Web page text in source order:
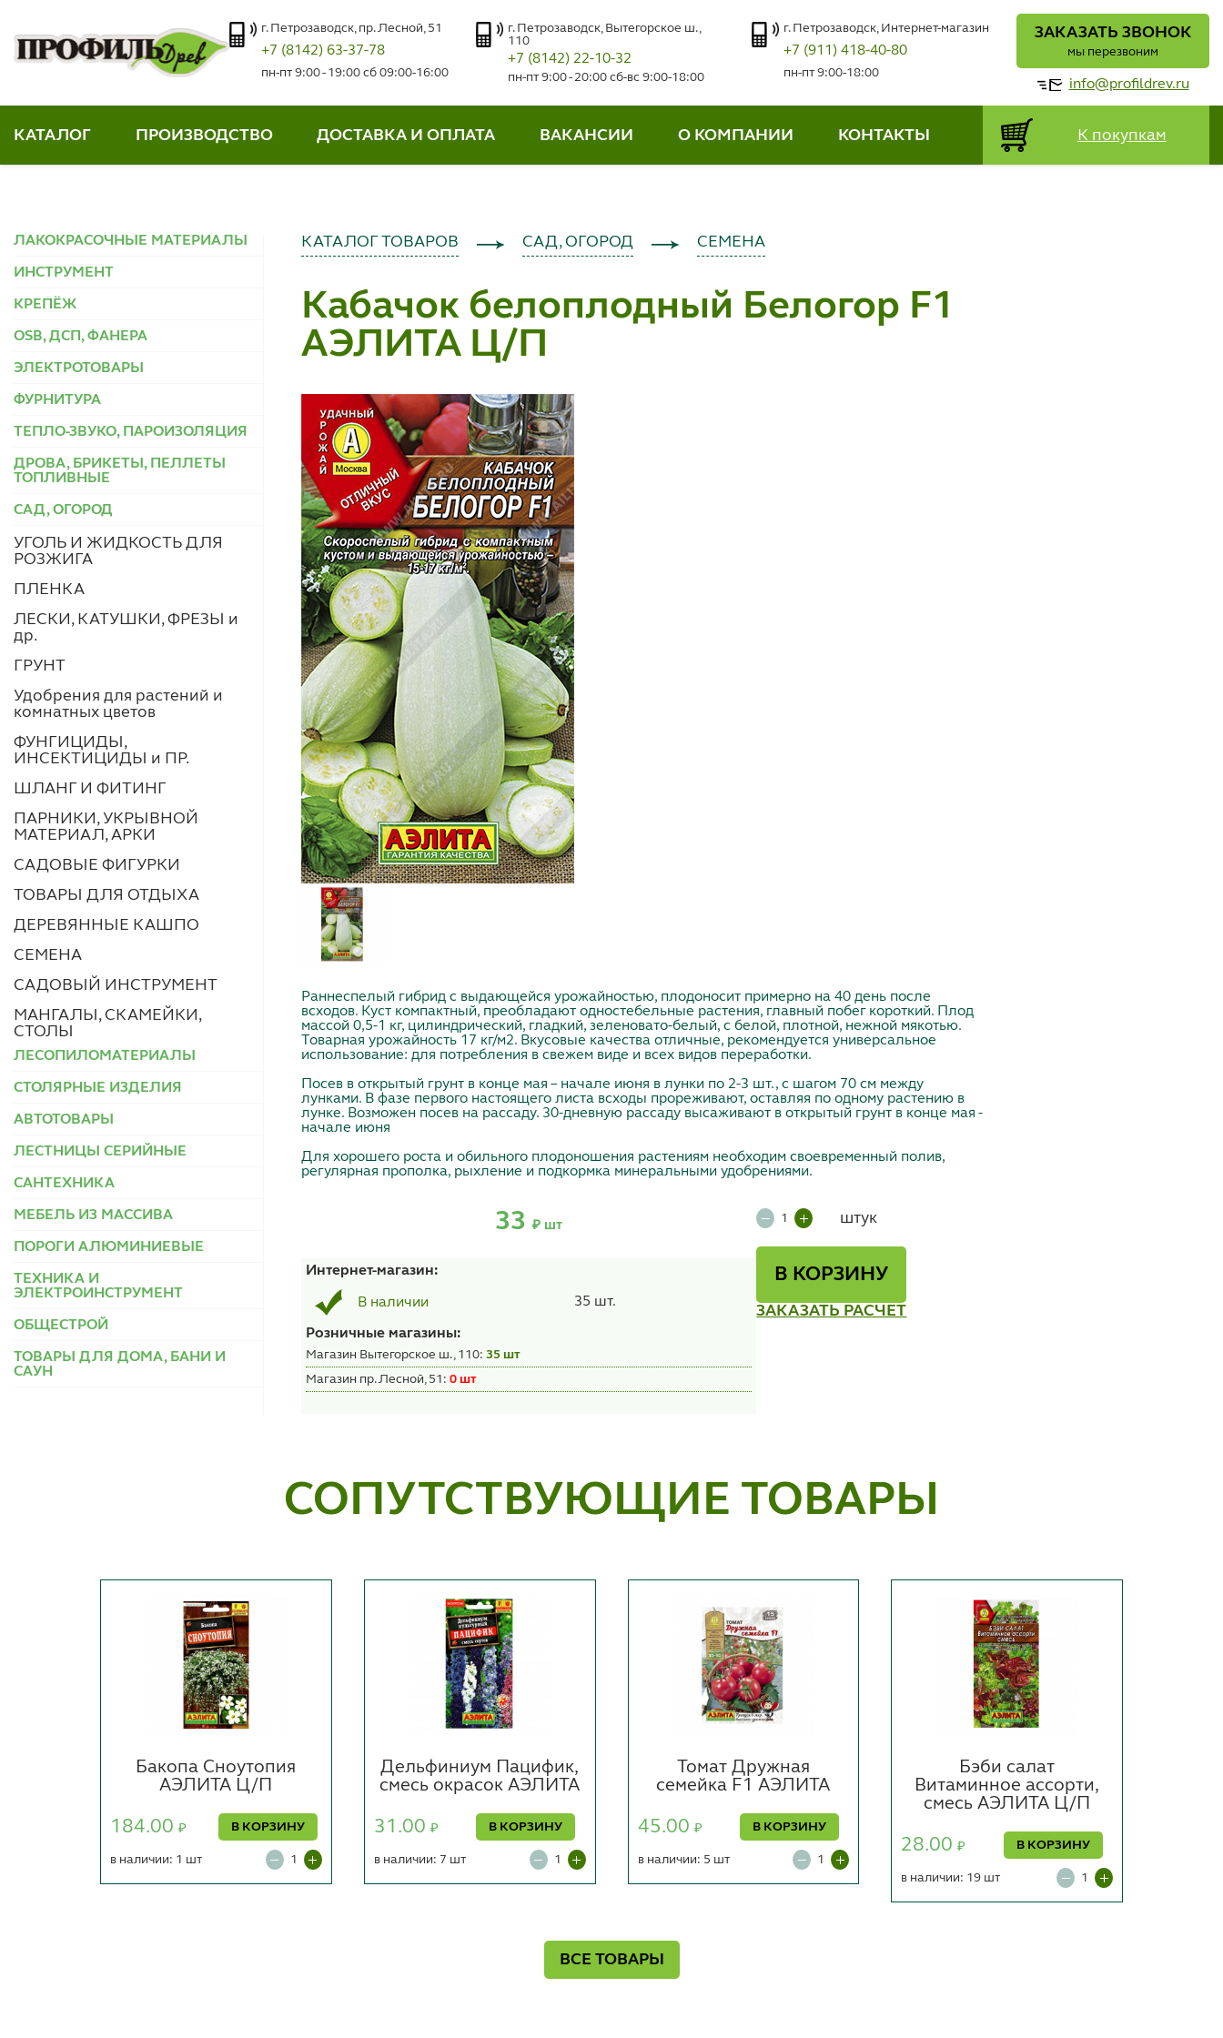
г. Петрозаводск, пр. Лесной, 51
+7 (8142) 63-37-78
пн-пт 9:00 - 19:00 сб 09:00-16:00
г. Петрозаводск, Вытегорское ш.,
110
+7 (8142) 22-10-32
пн-пт 9:00 - 20:00 сб-вс 9:00-18:00
г. Петрозаводск, Интернет-магазин
+7 (911) 418-40-80
пн-пт 9:00-18:00
ЗАКАЗАТЬ ЗВОНОК
мы перезвоним
info@profildrev.ru
КАТАЛОГ ПРОИЗВОДСТВО ДОСТАВКА И ОПЛАТА ВАКАНСИИ О КОМПАНИИ КОНТАКТЫ К покупкам
ЛАКОКРАСОЧНЫЕ МАТЕРИАЛЫ
ИНСТРУМЕНТ
КРЕПЁЖ
OSB, ДСП, ФАНЕРА
ЭЛЕКТРОТОВАРЫ
ФУРНИТУРА
ТЕПЛО-ЗВУКО, ПАРОИЗОЛЯЦИЯ
ДРОВА, БРИКЕТЫ, ПЕЛЛЕТЫ
ТОПЛИВНЫЕ
САД, ОГОРОД
УГОЛЬ И ЖИДКОСТЬ ДЛЯ
РОЗЖИГА
ПЛЕНКА
ЛЕСКИ, КАТУШКИ, ФРЕЗЫ и
др.
ГРУНТ
Удобрения для растений и
комнатных цветов
ФУНГИЦИДЫ,
ИНСЕКТИЦИДЫ и ПР.
ШЛАНГ И ФИТИНГ
ПАРНИКИ, УКРЫВНОЙ
МАТЕРИАЛ, АРКИ
САДОВЫЕ ФИГУРКИ
ТОВАРЫ ДЛЯ ОТДЫХА
ДЕРЕВЯННЫЕ КАШПО
СЕМЕНА
САДОВЫЙ ИНСТРУМЕНТ
МАНГАЛЫ, СКАМЕЙКИ,
СТОЛЫ
ЛЕСОПИЛОМАТЕРИАЛЫ
СТОЛЯРНЫЕ ИЗДЕЛИЯ
АВТОТОВАРЫ
ЛЕСТНИЦЫ СЕРИЙНЫЕ
САНТЕХНИКА
МЕБЕЛЬ ИЗ МАССИВА
ПОРОГИ АЛЮМИНИЕВЫЕ
ТЕХНИКА И
ЭЛЕКТРОИНСТРУМЕНТ
ОБЩЕСТРОЙ
ТОВАРЫ ДЛЯ ДОМА, БАНИ И
САУН
КАТАЛОГ ТОВАРОВ САД, ОГОРОД СЕМЕНА
Кабачок белоплодный Белогор F1
АЭЛИТА Ц/П
Раннеспелый гибрид с выдающейся урожайностью, плодоносит примерно на 40 день после
всходов. Куст компактный, преобладают одностебельные растения, главный побег короткий. Плод
массой 0,5-1 кг, цилиндрический, гладкий, зеленовато-белый, с белой, плотной, нежной мякотью.
Товарная урожайность 17 кг/м2. Вкусовые качества отличные, рекомендуется универсальное
использование: для потребления в свежем виде и всех видов переработки.
Посев в открытый грунт в конце мая – начале июня в лунки по 2-3 шт., с шагом 70 см между
лунками. В фазе первого настоящего листа всходы прореживают, оставляя по одному растению в
лунке. Возможен посев на рассаду. 30-дневную рассаду высаживают в открытый грунт в конце мая -
начале июня
Для хорошего роста и обильного плодоношения растениям необходим своевременный полив,
регулярная прополка, рыхление и подкормка минеральными удобрениями.
33₽ шт
Интернет-магазин:
В наличии 35 шт.
Розничные магазины:
Магазин Вытегорское ш., 110:35 шт
Магазин пр. Лесной, 51:0 шт
штук
В КОРЗИНУ
ЗАКАЗАТЬ РАСЧЕТ
СОПУТСТВУЮЩИЕ ТОВАРЫ
Бакопа Сноутопия
АЭЛИТА Ц/П
184.00 ₽ В КОРЗИНУ
в наличии: 1 шт
Дельфиниум Пацифик,
смесь окрасок АЭЛИТА
31.00 ₽ В КОРЗИНУ
в наличии: 7 шт
Томат Дружная
семейка F1 АЭЛИТА
45.00 ₽ В КОРЗИНУ
в наличии: 5 шт
Бэби салат
Витаминное ассорти,
смесь АЭЛИТА Ц/П
28.00₽ В КОРЗИНУ
в наличии: 19 шт
ВСЕ ТОВАРЫ